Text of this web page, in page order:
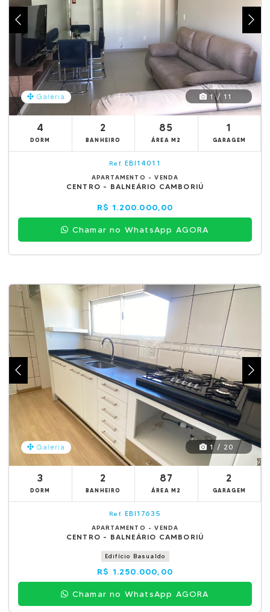
Galeria 1 / 11
4
DORM
2
BANHEIRO
85
ÁREA M2
1
GARAGEM
Ref. EBI14011
APARTAMENTO - VENDA
CENTRO - BALNEÁRIO CAMBORIÚ
R$ 1.200.000,00
Chamar no WhatsApp AGORA
Galeria 1 / 20
3
DORM
2
BANHEIRO
87
ÁREA M2
2
GARAGEM
Ref. EBI17635
APARTAMENTO - VENDA
CENTRO - BALNEÁRIO CAMBORIÚ
Edifício Basualdo
R$ 1.250.000,00
Chamar no WhatsApp AGORA